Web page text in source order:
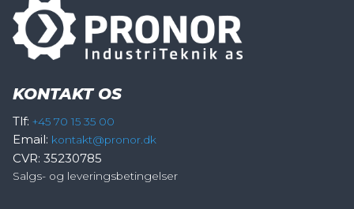
KONTAKT OS
Tlf: +45 70 15 35 00
Email: kontakt@pronor.dk
CVR: 35230785
Salgs- og leveringsbetingelser